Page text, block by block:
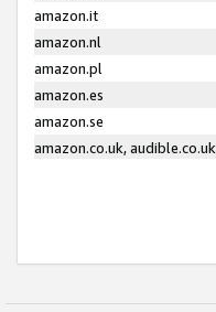
amazon.it
amazon.nl
amazon.pl
amazon.es
amazon.se
amazon.co.uk, audible.co.uk